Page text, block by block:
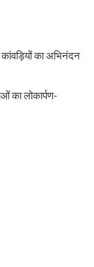
का अभिनंदन
का लोकार्पण-